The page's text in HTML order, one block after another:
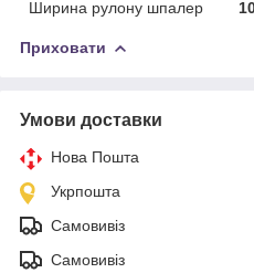
Ширина рулону шпалер
Приховати
Умови доставки
Нова Пошта
Укрпошта
Самовивіз
Самовивіз